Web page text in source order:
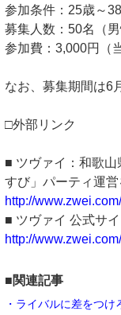
参加条件：25歳～
募集人数：50名（
参加費：3,000円（
なお、募集期間は6
□外部リンク
■ ツヴァイ：和歌
すび」パーティ運
http://
■ ツヴァイ 公式サイ
http://www.zwei.com/
■関連記事
・ライバルに差をつ